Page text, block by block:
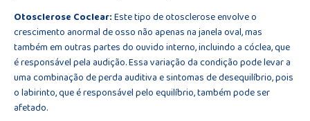
Otosclerose Coclear:Este tipo de otosclerose envolve o
crescimento anormal de osso não apenas na janela oval, mas
também em outras partes do ouvido interno, incluindo a cóclea, que
é responsável pela audição. Essa variação da condição pode levar a
uma combinação de perda auditiva e sintomas de desequilíbrio, pois
o labirinto, que é responsável pelo equilíbrio, também pode ser
afetado.